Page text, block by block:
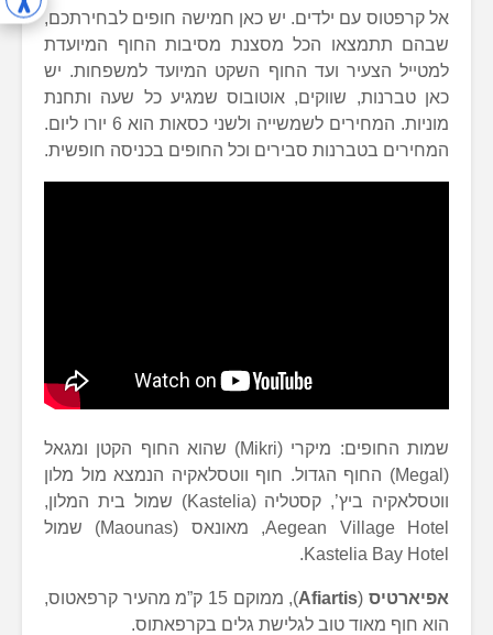
אל קרפטוס עם ילדים. יש כאן חמישה חופים לבחירתכם,
שבהם תתמצאו הכל מסצנת מסיבות החוף המיועדת
למטייל הצעיר ועד החוף השקט המיועד למשפחות. יש
כאן טברנות, שווקים, אוטובוס שמגיע כל שעה ותחנת
מוניות. המחירים לשמשייה ולשני כסאות הוא 6 יורו ליום.
המחירים בטברנות סבירים וכל החופים בכניסה חופשית.
שמות החופים: מיקרי (Mikri) שהוא החוף הקטן ומגאל
(Megal) החוף הגדול. חוף ווטסלאקיה הנמצא מול מלון
ווטסלאקיה ביץ’, קסטליה (Kastelia) שמול בית המלון,
Aegean Village Hotel, מאונאס (Maounas) שמול
Kastelia Bay Hotel.
אפיארטיס(
Afiartis
), ממוקם 15 ק”מ מהעיר קרפאטוס,
הוא חוף מאוד טוב לגלישת גלים בקרפאתוס.